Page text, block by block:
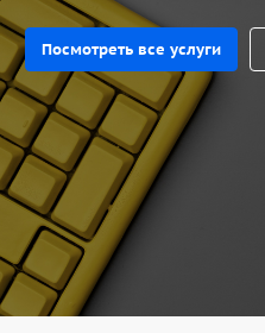
Посмотреть все услуги